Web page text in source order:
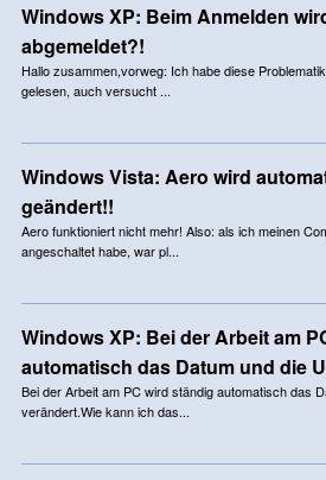
Windows XP: Beim Anmelden
abgemeldet?!
Hallo zusammen,vorweg: Ich habe diese
gelesen, auch versucht ...
Windows Vista: Aero wird
geändert!!
Aero funktioniert nicht mehr! Also: als ich meinen
angeschaltet habe, war pl...
Windows XP: Bei der Arbeit am
automatisch das Datum und die
Bei der Arbeit am PC wird ständig automatisch das
verändert.Wie kann ich das...